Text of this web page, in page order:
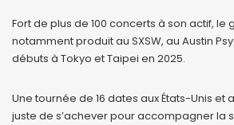
Fort de plus de 100 concerts à son actif, le
notamment produit au SXSW, au Austin
débuts à Tokyo et Taipei en 2025.
Une tournée de 16 dates aux États-Unis et
juste de s’achever pour accompagner la